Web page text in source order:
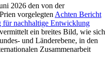
2026 den von der
vorgelegtenAchten Bericht
für nachhaltige Entwicklung
ein breites Bild, wie sich
und Länderebene, in den
Zusammenarbeit